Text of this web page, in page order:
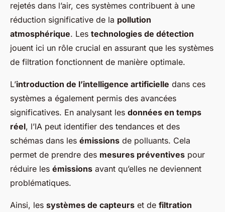
rejetés dans l’air, ces systèmes contribuent à une
réduction significative de la pollution
atmosphérique. Les technologies de détection
jouent ici un rôle crucial en assurant que les systèmes
de filtration fonctionnent de manière optimale.
L’introduction de l’intelligence artificielle dans ces
systèmes a également permis des avancées
significatives. En analysant les données en temps
réel, l’IA peut identifier des tendances et des
schémas dans les émissions de polluants. Cela
permet de prendre des mesures préventives pour
réduire les émissions avant qu’elles ne deviennent
problématiques.
Ainsi, les systèmes de capteurs et de filtration